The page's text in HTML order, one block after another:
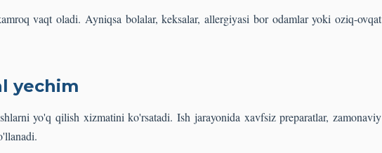
vaqt oladi. Ayniqsa bolalar, keksalar, allergiyasi bor odamlar yoki oziq-ovqat
yechim
yo'q qilish xizmatini ko'rsatadi. Ish jarayonida xavfsiz preparatlar, zamonaviy